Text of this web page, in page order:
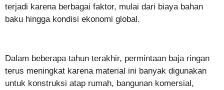
terjadi karena berbagai faktor, mulai dari biaya bahan
baku hingga kondisi ekonomi global.
Dalam beberapa tahun terakhir, permintaan baja ringan
terus meningkat karena material ini banyak digunakan
untuk konstruksi atap rumah, bangunan komersial,